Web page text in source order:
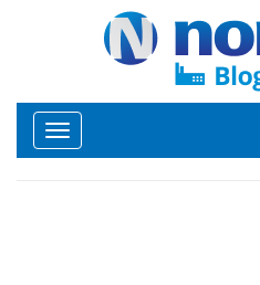
Toggle
navigation